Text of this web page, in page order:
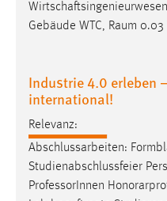
Gebäude WTC, Raum
Industrie 4.0 erleben
international!
Relevanz:
Abschlussarbeiten:
Studienabschlussfeier
Professor Innen